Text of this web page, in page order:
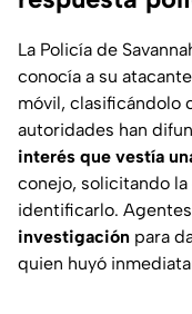
La Policía de
conocía a su
móvil, clasificándolo
autoridades han
interés que vestía
conejo, solicitando
identificarlo.
investigación para
quien huyó